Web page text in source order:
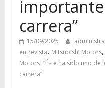
carrera”
15/09/2025
entrevista, Mitsubishi Motors,
Motors] “Éste ha sido uno
carrera”